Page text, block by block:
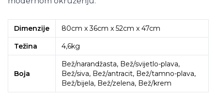
Dimenzije 80cm x 36cm x 52cm x 47cm
Težina 4,6kg
Boja
Bež/narandžasta, Bež/svijetlo-plava,
Bež/siva, Bež/antracit, Bež/tamno-plava,
Bež/bijela, Bež/zelena, Bež/krem